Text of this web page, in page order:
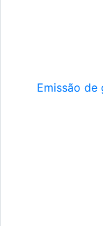
Emissão de